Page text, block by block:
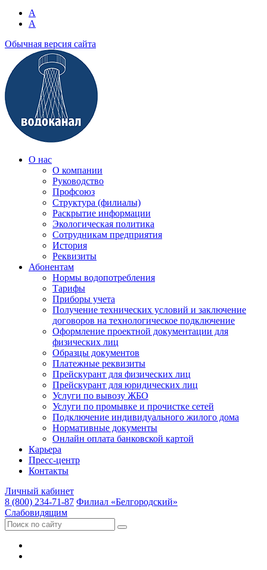
A
A
Обычная версия сайта
О нас
О компании
Руководство
Профсоюз
Структура (филиалы)
Раскрытие информации
Экологическая политика
Сотрудникам предприятия
История
Реквизиты
Абонентам
Нормы водопотребления
Тарифы
Приборы учета
Получение технических условий и заключение
договоров на технологическое подключение
Оформление проектной документации для
физических лиц
Образцы документов
Платежные реквизиты
Прейскурант для физических лиц
Прейскурант для юридических лиц
Услуги по вывозу ЖБО
Услуги по промывке и прочистке сетей
Подключение индивидуального жилого дома
Нормативные документы
Онлайн оплата банковской картой
Карьера
Пресс-центр
Контакты
Личный кабинет
8 (800) 234-71-87 Филиал «Белгородский»
Слабовидящим